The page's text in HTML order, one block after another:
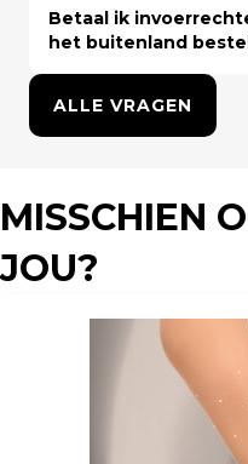
Betaal ik
het buitenland
ALLE VRAGEN
MISSCHIEN
JOU?